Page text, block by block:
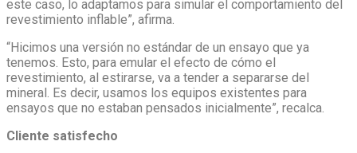
este caso, lo adaptamos para simular el comportamiento del
revestimiento inflable”, afirma.
“Hicimos una versión no estándar de un ensayo que ya
tenemos. Esto, para emular el efecto de cómo el
revestimiento, al estirarse, va a tender a separarse del
mineral. Es decir, usamos los equipos existentes para
ensayos que no estaban pensados inicialmente”, recalca.
Cliente satisfecho